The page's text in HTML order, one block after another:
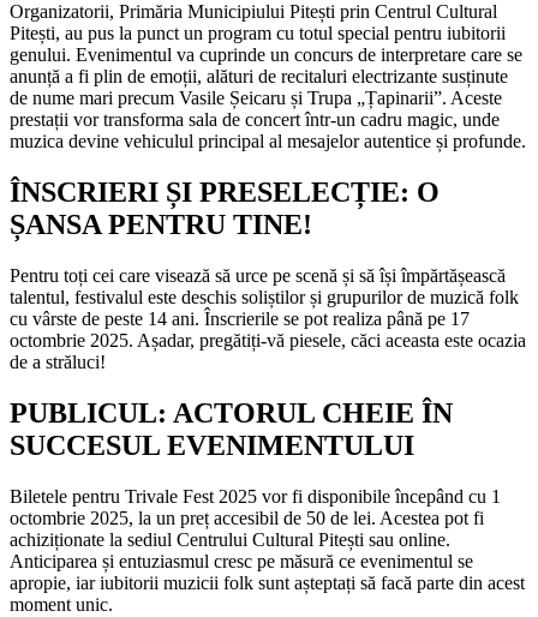
Organizatorii, Primăria Municipiului Pitești prin Centrul Cultural
Pitești, au pus la punct un program cu totul special pentru iubitorii
genului. Evenimentul va cuprinde un concurs de interpretare care se
anunță a fi plin de emoții, alături de recitaluri electrizante susținute
de nume mari precum Vasile Șeicaru și Trupa „Țapinarii”. Aceste
prestații vor transforma sala de concert într-un cadru magic, unde
muzica devine vehiculul principal al mesajelor autentice și profunde.
ÎNSCRIERI ȘI PRESELECȚIE: O
ȘANSA PENTRU TINE!
Pentru toți cei care visează să urce pe scenă și să își împărtășească
talentul, festivalul este deschis soliștilor și grupurilor de muzică folk
cu vârste de peste 14 ani. Înscrierile se pot realiza până pe 17
octombrie 2025. Așadar, pregătiți-vă piesele, căci aceasta este ocazia
de a străluci!
PUBLICUL: ACTORUL CHEIE ÎN
SUCCESUL EVENIMENTULUI
Biletele pentru Trivale Fest 2025 vor fi disponibile începând cu 1
octombrie 2025, la un preț accesibil de 50 de lei. Acestea pot fi
achiziționate la sediul Centrului Cultural Pitești sau online.
Anticiparea și entuziasmul cresc pe măsură ce evenimentul se
apropie, iar iubitorii muzicii folk sunt așteptați să facă parte din acest
moment unic.